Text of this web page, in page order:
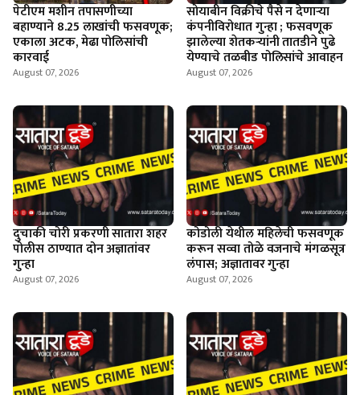
पेटीएम मशीन तपासणीच्या
बहाण्याने 8.25 लाखांची फसवणूक;
एकाला अटक, मेढा पोलिसांची
कारवाई
August 07, 2026
सोयाबीन विक्रीचे पैसे न देणार्‍या
कंपनीविरोधात गुन्हा ; फसवणूक
झालेल्या शेतकर्‍यांनी तातडीने पुढे
येण्याचे तळबीड पोलिसांचे आवाहन
August 07, 2026
दुचाकी चोरी प्रकरणी सातारा शहर
पोलीस ठाण्यात दोन अज्ञातांवर
गुन्हा
August 07, 2026
कोडोली येथील महिलेची फसवणूक
करून सव्वा तोळे वजनाचे मंगळसूत्र
लंपास; अज्ञातावर गुन्हा
August 07, 2026